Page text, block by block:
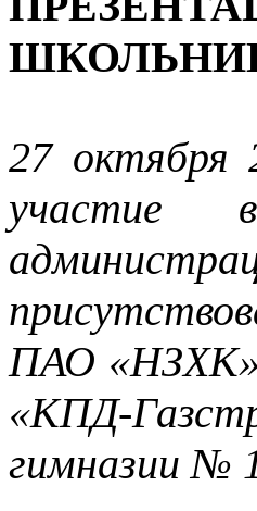
27 октября
участие
ПАО
«КПД-
гимназии №